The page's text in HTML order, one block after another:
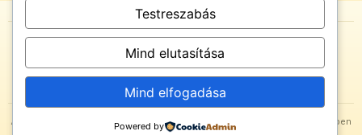
© {{current_year}} FényŐr. Minden jog fenntartva.
Az oldal tartalma részben mesterséges intelligencia támogatásával
készült.
A tartalmak olvasása saját felelősségre történik, belső megérzéseid tiszteletben
Testreszabás
Mind elutasítása
Mind elfogadása
Powered by